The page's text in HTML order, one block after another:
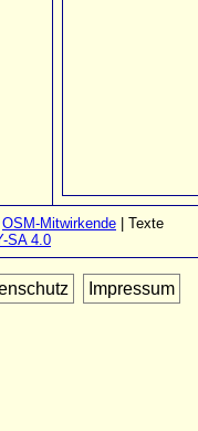
OSM-Mitwirkende | Texte
SA 4.0
Impressum